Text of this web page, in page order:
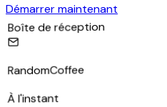
Démarrer maintenant
Boîte de réception
RandomCoffee
À l'instant